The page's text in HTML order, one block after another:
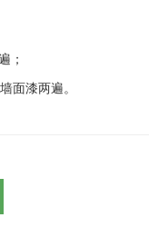
；
面漆两遍。